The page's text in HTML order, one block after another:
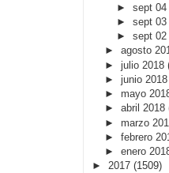
►sept
►sept
►sept
► agosto
► julio 2018
► junio 2018
► mayo
► abril 2018
► marzo
► febrero
► enero
► 2017 (1509)